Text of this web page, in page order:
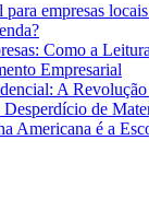
empresas
Como a
Empresarial
A
de
Americana é a